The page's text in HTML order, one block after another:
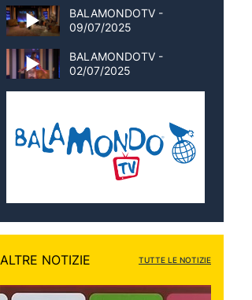
BALAMONDOTV -
09/07/2025
BALAMONDOTV -
02/07/2025
ALTRE NOTIZIE TUTTE LE NOTIZIE